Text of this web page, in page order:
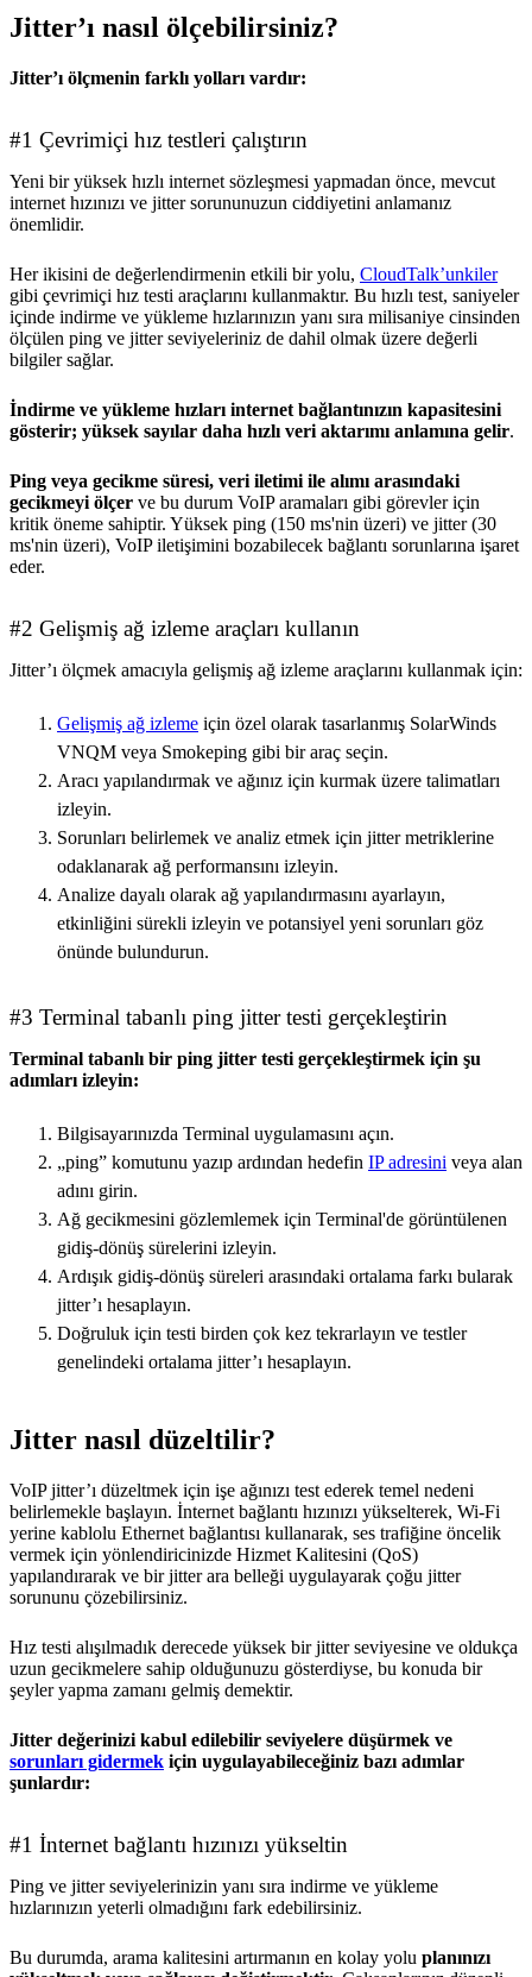
Jitter’ı nasıl ölçebilirsiniz?
Jitter’ı ölçmenin farklı yolları vardır:
#1 Çevrimiçi hız testleri çalıştırın
Yeni bir yüksek hızlı internet sözleşmesi yapmadan önce, mevcut
internet hızınızı ve jitter sorununuzun ciddiyetini anlamanız
önemlidir.
Her ikisini de değerlendirmenin etkili bir yolu, CloudTalk’unkiler
gibi çevrimiçi hız testi araçlarını kullanmaktır. Bu hızlı test, saniyeler
içinde indirme ve yükleme hızlarınızın yanı sıra milisaniye cinsinden
ölçülen ping ve jitter seviyeleriniz de dahil olmak üzere değerli
bilgiler sağlar.
İndirme ve yükleme hızları internet bağlantınızın kapasitesini
gösterir; yüksek sayılar daha hızlı veri aktarımı anlamına gelir.
Ping veya gecikme süresi, veri iletimi ile alımı arasındaki
gecikmeyi ölçer ve bu durum VoIP aramaları gibi görevler için
kritik öneme sahiptir. Yüksek ping (150 ms'nin üzeri) ve jitter (30
ms'nin üzeri), VoIP iletişimini bozabilecek bağlantı sorunlarına işaret
eder.
#2 Gelişmiş ağ izleme araçları kullanın
Jitter’ı ölçmek amacıyla gelişmiş ağ izleme araçlarını kullanmak için:
Gelişmiş ağ izleme için özel olarak tasarlanmış SolarWinds
VNQM veya Smokeping gibi bir araç seçin.
Aracı yapılandırmak ve ağınız için kurmak üzere talimatları
izleyin.
Sorunları belirlemek ve analiz etmek için jitter metriklerine
odaklanarak ağ performansını izleyin.
Analize dayalı olarak ağ yapılandırmasını ayarlayın,
etkinliğini sürekli izleyin ve potansiyel yeni sorunları göz
önünde bulundurun.
#3 Terminal tabanlı ping jitter testi gerçekleştirin
Terminal tabanlı bir ping jitter testi gerçekleştirmek için şu
adımları izleyin:
Bilgisayarınızda Terminal uygulamasını açın.
„ping” komutunu yazıp ardından hedefin IP adresini veya alan
adını girin.
Ağ gecikmesini gözlemlemek için Terminal'de görüntülenen
gidiş-dönüş sürelerini izleyin.
Ardışık gidiş-dönüş süreleri arasındaki ortalama farkı bularak
jitter’ı hesaplayın.
Doğruluk için testi birden çok kez tekrarlayın ve testler
genelindeki ortalama jitter’ı hesaplayın.
Jitter nasıl düzeltilir?
VoIP jitter’ı düzeltmek için işe ağınızı test ederek temel nedeni
belirlemekle başlayın. İnternet bağlantı hızınızı yükselterek, Wi-Fi
yerine kablolu Ethernet bağlantısı kullanarak, ses trafiğine öncelik
vermek için yönlendiricinizde Hizmet Kalitesini (QoS)
yapılandırarak ve bir jitter ara belleği uygulayarak çoğu jitter
sorununu çözebilirsiniz.
Hız testi alışılmadık derecede yüksek bir jitter seviyesine ve oldukça
uzun gecikmelere sahip olduğunuzu gösterdiyse, bu konuda bir
şeyler yapma zamanı gelmiş demektir.
Jitter değerinizi kabul edilebilir seviyelere düşürmek ve
sorunları gidermek için uygulayabileceğiniz bazı adımlar
şunlardır:
#1 İnternet bağlantı hızınızı yükseltin
Ping ve jitter seviyelerinizin yanı sıra indirme ve yükleme
hızlarınızın yeterli olmadığını fark edebilirsiniz.
Bu durumda, arama kalitesini artırmanın en kolay yolu planınızı